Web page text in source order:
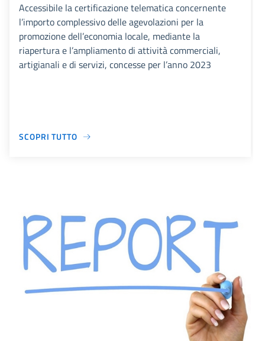
Accessibile la certificazione telematica concernente
l’importo complessivo delle agevolazioni per la
promozione dell’economia locale, mediante la
riapertura e l’ampliamento di attività commerciali,
artigianali e di servizi, concesse per l’anno 2023
SCOPRI TUTTO